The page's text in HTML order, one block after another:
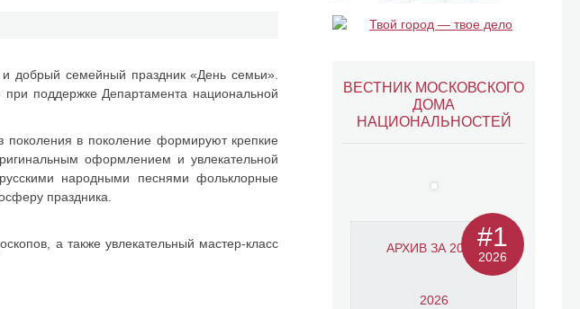
добрый семейный праздник «День семьи».
поддержке Департамента национальной
поколения в поколение формируют крепкие
оформлением и увлекательной
народными песнями фольклорные
праздника.
а также увлекательный мастер-класс
ВЕСТНИК МОСКОВСКОГО
ДОМА
НАЦИОНАЛЬНОСТЕЙ
АРХИВ ЗА 2011-
2026
#1
2026